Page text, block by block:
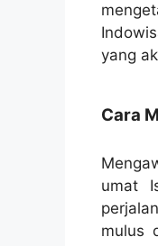
yang
Cara
umat
mulus